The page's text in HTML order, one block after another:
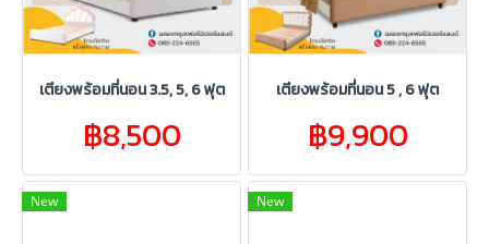
เตียงพร้อมที่นอน 3.5, 5, 6 ฟุต
฿8,500
เตียงพร้อมที่นอน 5 , 6 ฟุต
฿9,900
New New